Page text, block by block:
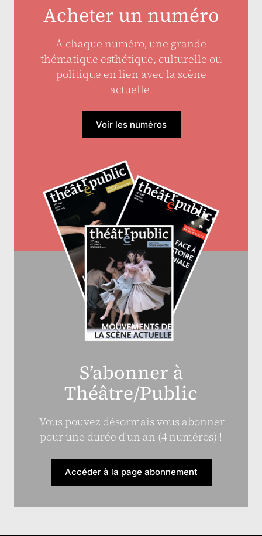
Acheter un numéro
À chaque numéro, une grande
thématique esthétique, culturelle ou
politique en lien avec la scène
actuelle.
Voir les numéros
S’abonner à
Théâtre/Public
Vous pouvez désormais vous abonner
pour une durée d’un an (4 numéros) !
Accéder à la page abonnement